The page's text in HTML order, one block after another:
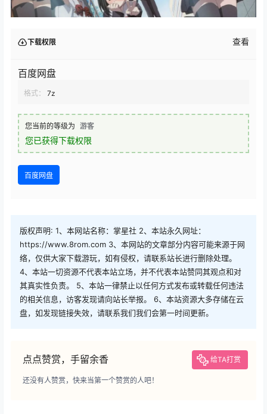
下载权限 查看
百度网盘
格式： 7z
您当前的等级为 游客
您已获得下载权限
百度网盘
版权声明: 1、本网站名称：掌星社 2、本站永久网址：
https://www.8rom.com 3、本网站的文章部分内容可能来源于网
络，仅供大家下载游玩，如有侵权，请联系站长进行删除处理。
4、本站一切资源不代表本站立场，并不代表本站赞同其观点和对
其真实性负责。 5、本站一律禁止以任何方式发布或转载任何违法
的相关信息，访客发现请向站长举报。 6、本站资源大多存储在云
盘，如发现链接失效，请联系我们我们会第一时间更新。
点点赞赏，手留余香 给TA打赏
还没有人赞赏，快来当第一个赞赏的人吧！